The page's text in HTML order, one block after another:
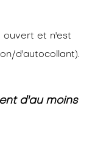
ouvert et n'est
d'autocollant).
d'au moins